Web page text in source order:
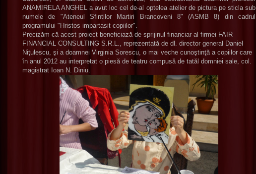
ANAMIRELA ANGHEL a avut loc cel de-al optelea atelier de pictura pe sticla sub
numele de "Ateneul Sfintilor Martiri Brancoveni 8" (ASMB 8) din cadrul
programului "Hristos impartasit copiilor".
Precizăm că acest proiect beneficiază de sprijinul financiar al firmei FAIR
FINANCIAL CONSULTING S.R.L., reprezentată de dl. director general Daniel
Niţulescu, şi a doamnei Virginia Sorescu, o mai veche cunoştinţă a copiilor care
în anul 2012 au interpretat o piesă de teatru compusă de tatăl domniei sale, col.
magistrat Ioan N. Diniu.